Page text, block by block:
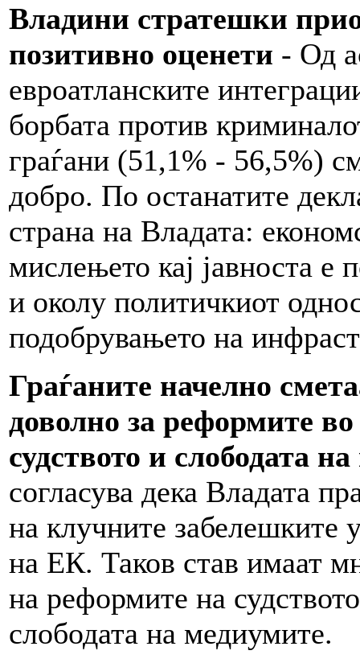
Владини стратешки
позитивно оценети - Од
евроатланските
борбата против
граѓани (51,1% - 56,5%)
добро. По останатите
страна на Владата:
мислењето кај јавноста е
и околу политичкиот
подобрувањето на
Граѓаните начелно
доволно за реформите
судството и слободата
согласува дека Владата
на клучните забелешките
на ЕК. Таков став имаат
на реформите на
слободата на медиумите.